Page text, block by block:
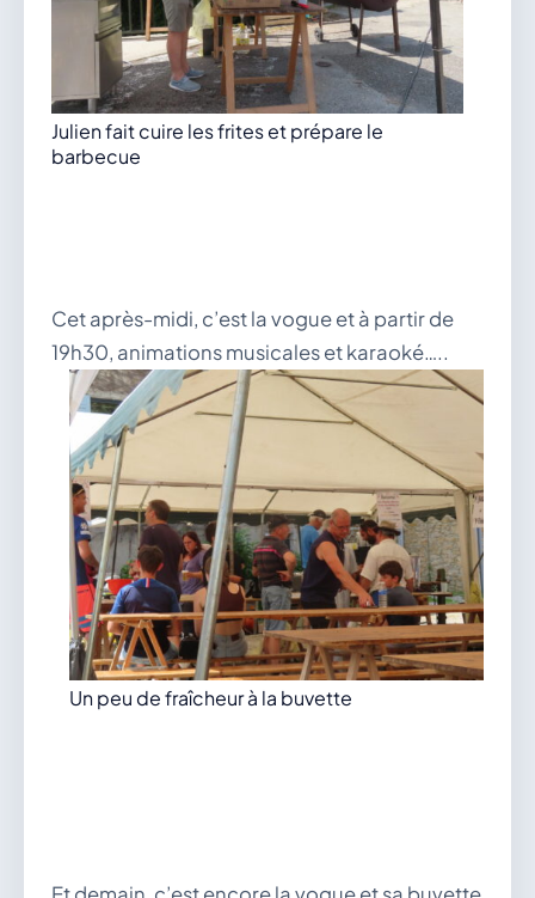
Julien fait cuire les frites et prépare le
barbecue
Cet après-midi, c’est la vogue et à partir de
19h30, animations musicales et karaoké…..
Un peu de fraîcheur à la buvette